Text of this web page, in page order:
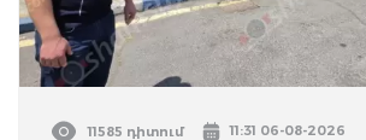
11585 դիտում 11:31 06-08-2026